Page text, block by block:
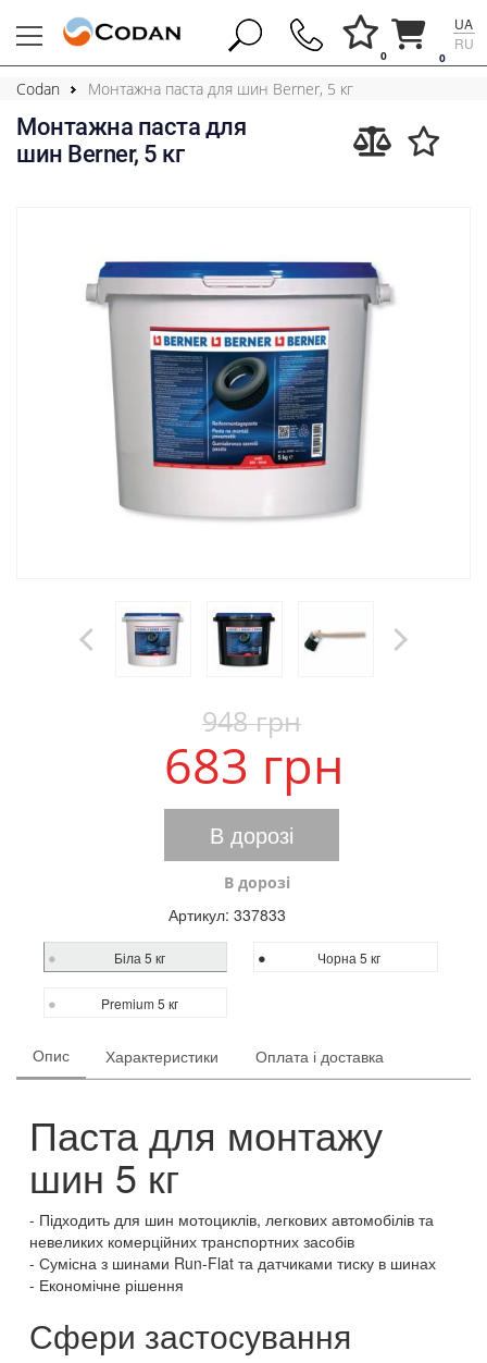
0
0
UA
RU
Codan Монтажна паста для шин Berner, 5 кг
Монтажна паста для
шин Berner, 5 кг
948 грн
683 грн
В дорозі
В дорозі
Артикул: 337833
Біла 5 кг Чорна 5 кг
Premium 5 кг
Опис Характеристики Оплата і доставка
Паста для монтажу
шин 5 кг
Підходить для шин мотоциклів, легкових автомобілів та
невеликих комерційних транспортних засобів
Сумісна з шинами Run-Flat та датчиками тиску в шинах
Економічне рішення
Сфери застосування